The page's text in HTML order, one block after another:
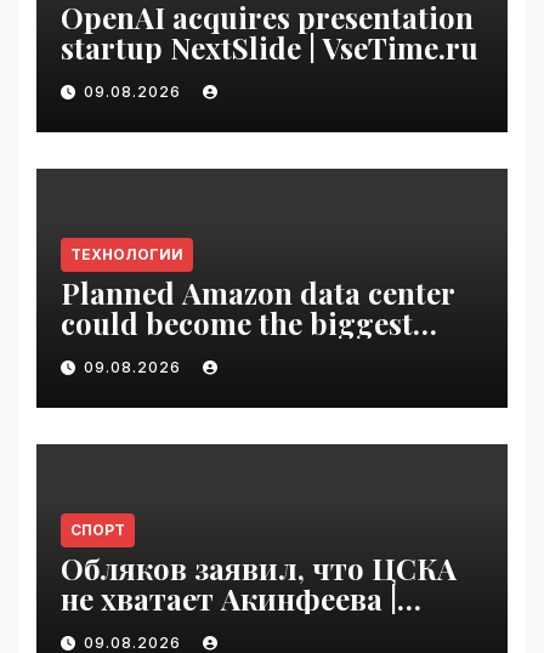
OpenAI acquires presentation
startup NextSlide | VseTime.ru
09.08.2026
ТЕХНОЛОГИИ
Planned Amazon data center
could become the biggest
climate polluter in the U.S. |
VseTime.ru
09.08.2026
СПОРТ
Обляков заявил, что ЦСКА
не хватает Акинфеева |
VseTime.ru
09.08.2026